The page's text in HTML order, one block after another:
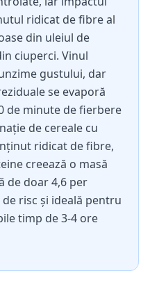
ridicat de fibre al
din uleiul de
ciuperci. Vinul
gustului, dar
se evaporă
de minute de fierbere
de cereale cu
ridicat de fibre,
creează o masă
de doar 4,6 per
risc și ideală pentru
timp de 3-4 ore